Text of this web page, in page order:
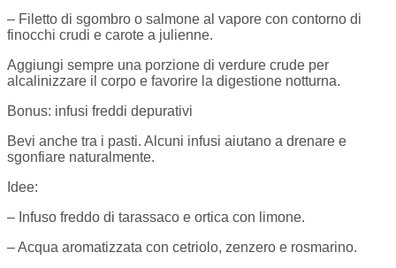
– Filetto di sgombro o salmone al vapore con contorno di
finocchi crudi e carote a julienne.
Aggiungi sempre una porzione di verdure crude per
alcalinizzare il corpo e favorire la digestione notturna.
Bonus: infusi freddi depurativi
Bevi anche tra i pasti. Alcuni infusi aiutano a drenare e
sgonfiare naturalmente.
Idee:
– Infuso freddo di tarassaco e ortica con limone.
– Acqua aromatizzata con cetriolo, zenzero e rosmarino.